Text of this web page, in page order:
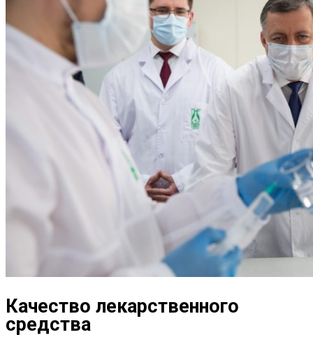
Качество лекарственного
средства